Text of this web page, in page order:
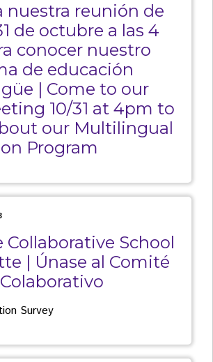
nuestra reunión de
de octubre a las 4
conocer nuestro
de educación
| Come to our
10/31 at 4pm to
our Multilingual
Program
Collaborative School
| Únase al Comité
Survey